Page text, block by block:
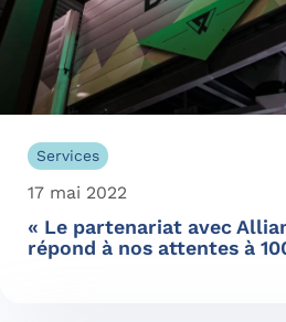
Services
17 mai 2022
« Le partenariat avec
répond à nos attentes à